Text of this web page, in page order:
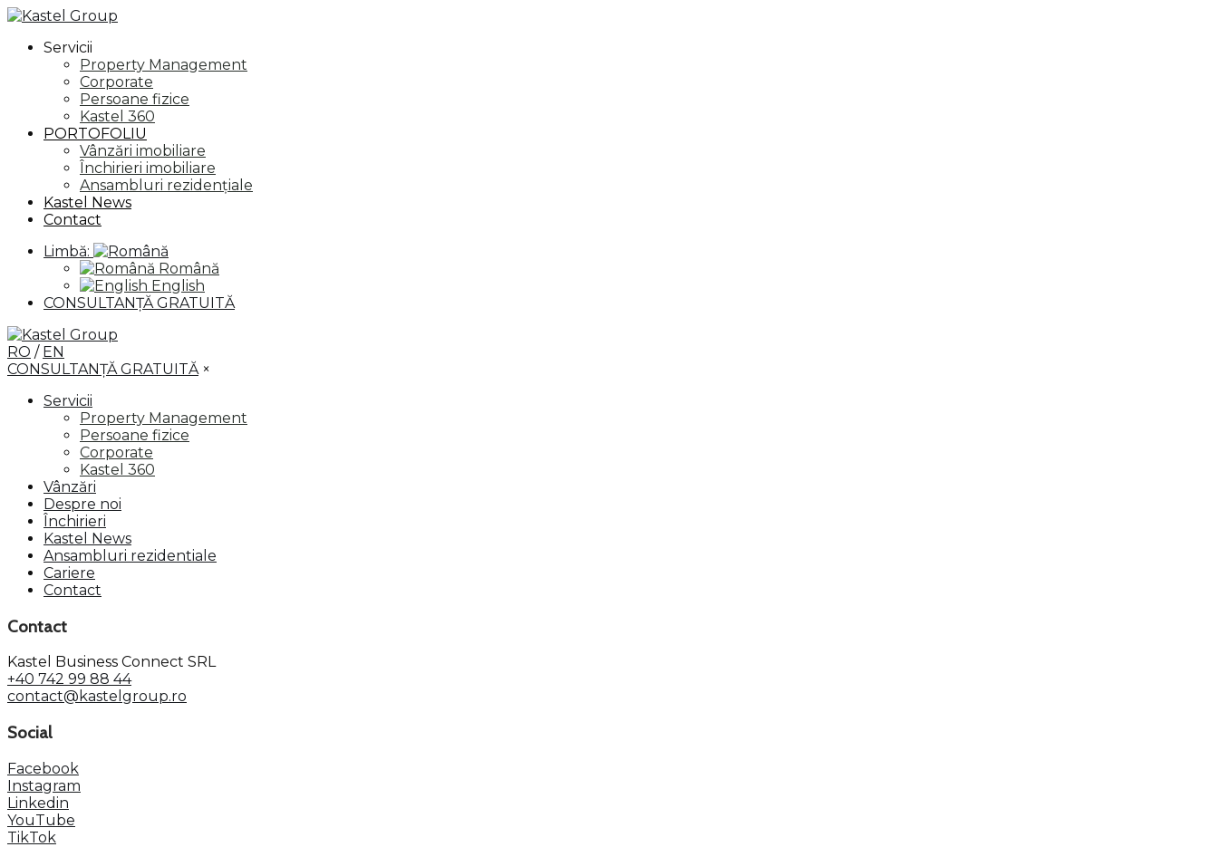
Servicii
Property Management
Corporate
Persoane fizice
Kastel 360
PORTOFOLIU
Vânzări imobiliare
Închirieri imobiliare
Ansambluri rezidențiale
Kastel News
Contact
Limbă:
Română
English
CONSULTANȚĂ GRATUITĂ
RO / EN
CONSULTANȚĂ GRATUITĂ ×
Servicii
Property Management
Persoane fizice
Corporate
Kastel 360
Vânzări
Despre noi
Închirieri
Kastel News
Ansambluri rezidentiale
Cariere
Contact
Contact
Kastel Business Connect SRL
+40 742 99 88 44
contact@kastelgroup.ro
Social
Facebook
Instagram
Linkedin
YouTube
TikTok